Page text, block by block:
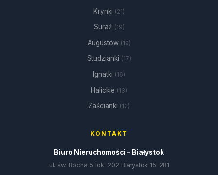
Krynki (21)
Suraż (19)
Augustów (19)
Studzianki (17)
Ignatki (16)
Halickie (13)
Zaścianki (13)
KONTAKT
Biuro Nieruchomości - Białystok
ul. św. Rocha 5 lok. 202 Białystok 15-281